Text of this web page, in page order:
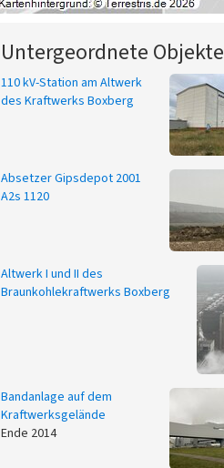
Untergeordnete Objekte
110 kV-Station am Altwerk
des Kraftwerks Boxberg
Absetzer Gipsdepot 2001
A2s 1120
Altwerk I und II des
Braunkohlekraftwerks Boxberg
Bandanlage auf dem
Kraftwerksgelände
Ende 2014